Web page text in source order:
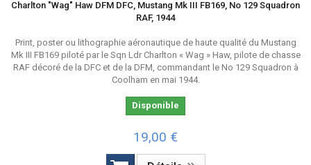
Charlton "Wag" Haw DFM DFC, Mustang Mk III FB169, No 129 Squadron
RAF, 1944
Print, poster ou lithographie aéronautique de haute qualité du Mustang
Mk III FB169 piloté par le Sqn Ldr Charlton « Wag » Haw, pilote de chasse
RAF décoré de la DFC et de la DFM, commandant le No 129 Squadron à
Coolham en mai 1944.
Disponible
19,00 €